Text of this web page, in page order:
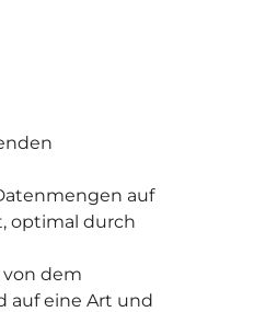
auf
optimal durch
dem
auf eine Art und